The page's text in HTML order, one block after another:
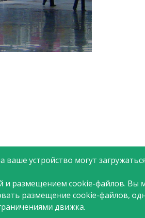
устройство могут
и размещением cookie-файлов. Вы
размещение cookie-файлов,
движка.
магазин АТАК открылся
2005 году.